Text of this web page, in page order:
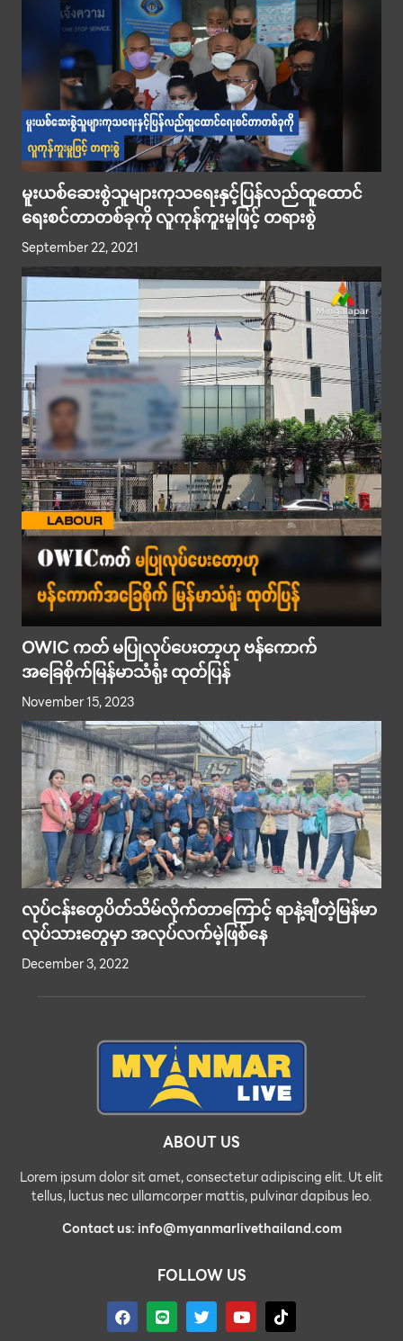
မူးယစ်ဆေးစွဲသူများကုသရေးနှင့်ပြန်လည်ထူထောင်
ရေးစင်တာတစ်ခုကို လူကုန်ကူးမှုဖြင့် တရားစွဲ
September 22, 2021
OWIC ကတ် မပြုလုပ်ပေးတာ့ဟု ဗန်ကောက်
အခြေစိုက်မြန်မာသံရုံး ထုတ်ပြန်
November 15, 2023
လုပ်ငန်းတွေပိတ်သိမ်လိုက်တာကြောင့် ရာနဲ့ချီတဲ့မြန်မာ
လုပ်သားတွေမှာ အလုပ်လက်မဲ့ဖြစ်နေ
December 3, 2022
ABOUT US
Lorem ipsum dolor sit amet, consectetur adipiscing elit. Ut elit
tellus, luctus nec ullamcorper mattis, pulvinar dapibus leo.
Contact us: info@myanmarlivethailand.com
FOLLOW US